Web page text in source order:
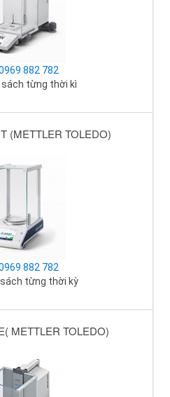
882 782
từng thời kì
(METTLER TOLEDO)
882 782
từng thời kỳ
METTLER TOLEDO)